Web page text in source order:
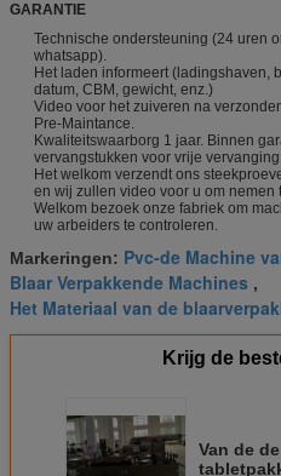
GARANTIE
Technische ondersteuning (24 uren
whatsapp).
Het laden informeert (ladingshaven,
datum, CBM, gewicht, enz.)
Video voor het zuiveren na
Pre-Maintance.
Kwaliteitswaarborg 1 jaar. Binnen
vervangstukken voor vrije
Het welkom verzendt ons
en wij zullen video voor u om nemen
Welkom bezoek onze fabriek om
uw arbeiders te controleren.
Markeringen: Pvc-de Machine
Blaar Verpakkende Machines ,
Het Materiaal van de
Krijg de
Van de